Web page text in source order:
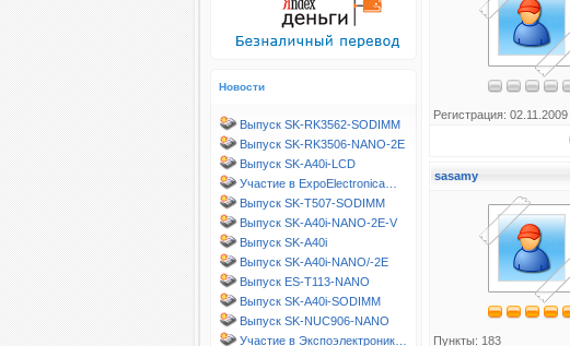
Новости
Выпуск SK-RK3562-SODIMM
Выпуск SK-RK3506-NANO-2E
Выпуск SK-A40i-LCD
Участие в ExpoElectronica…
Выпуск SK-T507-SODIMM
Выпуск SK-A40i-NANO-2E-V
Выпуск SK-A40i
Выпуск SK-A40i-NANO/-2E
Выпуск ES-T113-NANO
Выпуск SK-A40i-SODIMM
Выпуск SK-NUC906-NANO
Участие в Экспоэлектроник…
Регистрация: 02.11.2009
sasamy
Пункты: 183